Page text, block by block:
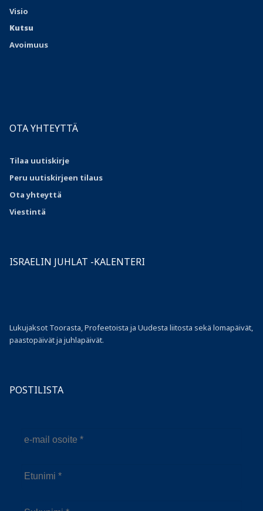
Visio
Kutsu
Avoimuus
OTA YHTEYTTÄ
Tilaa uutiskirje
Peru uutiskirjeen tilaus
Otayhteyttä
Viestintä
ISRAELIN JUHLAT -KALENTERI
Lukujaksot Toorasta, Profeetoista ja Uudesta liitosta sekä lomapäivät,
paastopäivät ja juhlapäivät.
POSTILISTA